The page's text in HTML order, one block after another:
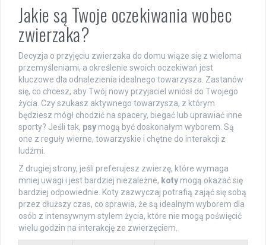
Jakie są Twoje oczekiwania wobec
zwierzaka?
Decyzja o przyjęciu zwierzaka do domu wiąże się z wieloma
przemyśleniami, a określenie swoich oczekiwań jest
kluczowe dla odnalezienia idealnego towarzysza. Zastanów
się, co chcesz, aby Twój nowy przyjaciel wniósł do Twojego
życia. Czy szukasz aktywnego towarzysza, z którym
będziesz mógł chodzić na spacery, biegać lub uprawiać inne
sporty? Jeśli tak, psy mogą być doskonałym wyborem. Są
one z reguły wierne, towarzyskie i chętne do interakcji z
ludźmi.
Z drugiej strony, jeśli preferujesz zwierzę, które wymaga
mniej uwagi i jest bardziej niezależne, koty mogą okazać się
bardziej odpowiednie. Koty zazwyczaj potrafią zająć się sobą
przez dłuższy czas, co sprawia, że są idealnym wyborem dla
osób z intensywnym stylem życia, które nie mogą poświęcić
wielu godzin na interakcję ze zwierzęciem.